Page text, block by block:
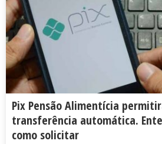
Pix Pensão Alimentícia
transferência automática.
como solicitar